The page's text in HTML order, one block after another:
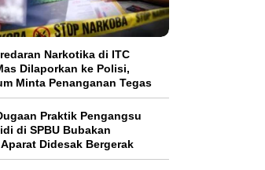
Narkotika di ITC
Dilaporkan ke Polisi,
Minta Penanganan Tegas
Praktik Pengangsu
di SPBU Bubakan
Didesak Bergerak